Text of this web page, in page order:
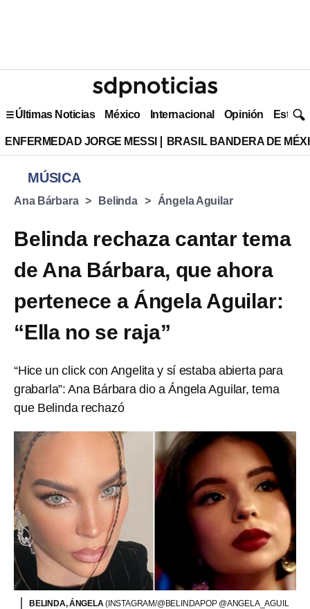
Últimas Noticias México Internacional Opinión Estilo
ENFERMEDAD JORGE MESSI BRASIL BANDERA DE
MÚSICA
Ana Bárbara Belinda Ángela Aguilar
Belinda rechaza cantar tema
de Ana Bárbara, que ahora
pertenece a Ángela Aguilar:
“Ella no se raja”
“Hice un click con Angelita y sí estaba abierta para
grabarla”: Ana Bárbara dio a Ángela Aguilar, tema
que Belinda rechazó
BELINDA, ÁNGELA(INSTAGRAM/@BELINDAPOP @ANGELA_AGUIL